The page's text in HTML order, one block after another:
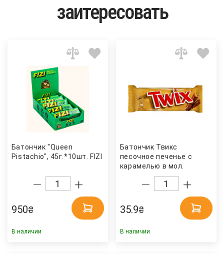
заитересовать
Батончик "Queen
Pistachio", 45г.*10шт. FIZI
950₴
В наличии
Батончик Твикс
песочное печенье с
карамелью в мол.
шоколаде, 50г. TWIX
35.9₴
В наличии